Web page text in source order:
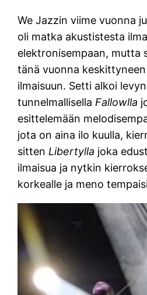
We Jazzin viime vuonna
oli matka akustistesta
elektronisempaan, mutta
tänä vuonna
ilmaisuun. Setti alkoi
tunnelmallisella Fallowlla
esittelemään
jota on aina ilo kuulla,
sitten Libertylla joka
ilmaisua ja nytkin
korkealle ja meno